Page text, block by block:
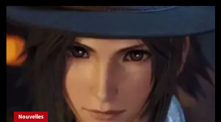
Nouvelles